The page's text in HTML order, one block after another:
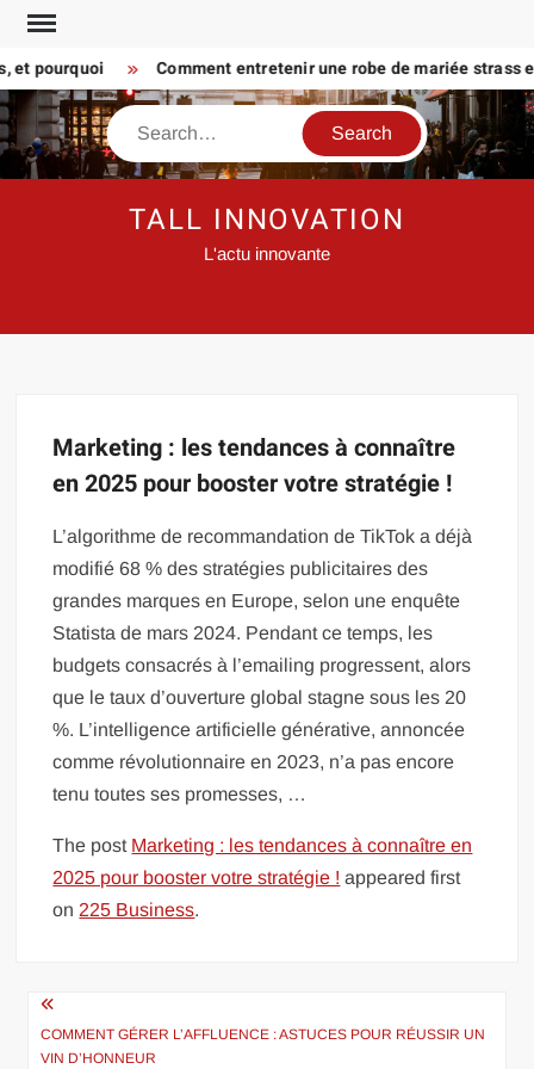
Skip
content
et pourquoi Comment entretenir une robe de mariée strass
Search
TALL INNOVATION
L'actu innovante
Marketing : les tendances à connaître
en 2025 pour booster votre stratégie !
L’algorithme de recommandation de TikTok a déjà
modifié 68 % des stratégies publicitaires des
grandes marques en Europe, selon une enquête
Statista de mars 2024. Pendant ce temps, les
budgets consacrés à l’emailing progressent, alors
que le taux d’ouverture global stagne sous les 20
%. L’intelligence artificielle générative, annoncée
comme révolutionnaire en 2023, n’a pas encore
tenu toutes ses promesses, …
The post Marketing : les tendances à connaître en
2025 pour booster votre stratégie ! appeared first
on 225 Business.
Navigation
de
COMMENT GÉRER L’AFFLUENCE : ASTUCES POUR RÉUSSIR UN
VIN D’HONNEUR